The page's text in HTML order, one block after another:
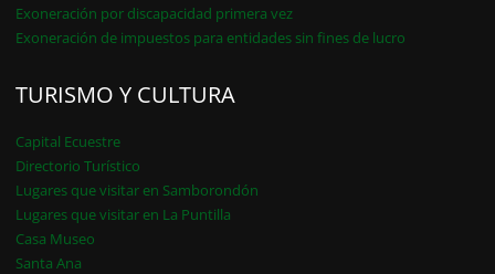
Exoneración por discapacidad primera vez
Exoneración de impuestos para entidades sin fines de lucro
TURISMO Y CULTURA
Capital Ecuestre
Directorio Turístico
Lugares que visitar en Samborondón
Lugares que visitar en La Puntilla
Casa Museo
Santa Ana